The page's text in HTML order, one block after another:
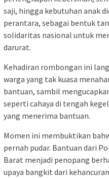
saji, hingga kebutuhan anak
perantara, sebagai bentuk
solidaritas nasional untuk
darurat.
Kehadiran rombongan ini
warga yang tak kuasa
bantuan, sambil
seperti cahaya di tengah
yang menerima bantuan.
Momen ini membuktikan
pernah pudar. Bantuan dari
Barat menjadi penopang
upaya bangkit dari